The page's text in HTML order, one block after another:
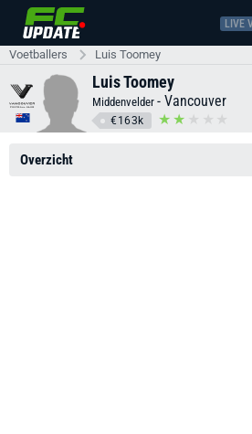
LIVE
Voetballers Luis Toomey
Luis Toomey
Middenvelder - Vancouver
€163k
Overzicht